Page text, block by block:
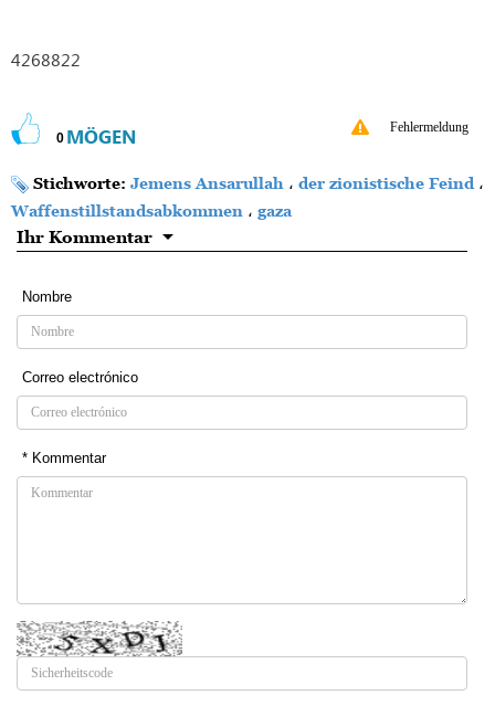
4268822
0 MÖGEN Fehlermeldung
Stichworte: Jemens Ansarullah ، der zionistische Feind ،
Waffenstillstandsabkommen ، gaza
Ihr Kommentar
Nombre
Correo electrónico
* Kommentar